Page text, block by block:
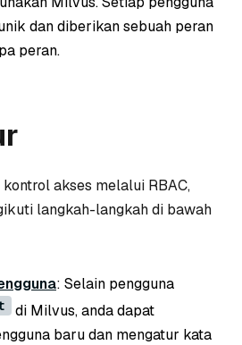
dan diberikan sebuah peran
peran.
akses melalui RBAC,
langkah-langkah di bawah
: Selain pengguna
di Milvus, anda dapat
baru dan mengatur kata